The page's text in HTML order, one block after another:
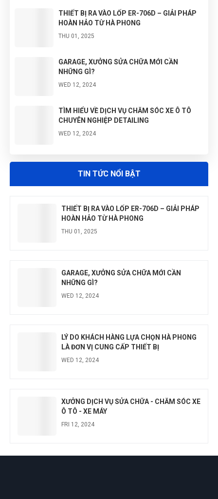
THIẾT BỊ RA VÀO LỐP ER-706D – GIẢI PHÁP
HOÀN HẢO TỪ HÀ PHONG
THU 01, 2025
GARAGE, XƯỞNG SỬA CHỮA MỚI CẦN
NHỮNG GÌ?
WED 12, 2024
TÌM HIỂU VỀ DỊCH VỤ CHĂM SÓC XE Ô TÔ
CHUYÊN NGHIỆP DETAILING
WED 12, 2024
ĐƠN VỊ CUNG CẤP THIẾT BỊ
TIN TỨC NỔI BẬT
THIẾT BỊ RA VÀO LỐP ER-706D – GIẢI PHÁP
HOÀN HẢO TỪ HÀ PHONG
THU 01, 2025
GARAGE, XƯỞNG SỬA CHỮA MỚI CẦN
NHỮNG GÌ?
WED 12, 2024
LÝ DO KHÁCH HÀNG LỰA CHỌN HÀ PHONG
LÀ ĐƠN VỊ CUNG CẤP THIẾT BỊ
WED 12, 2024
XƯỞNG DỊCH VỤ SỬA CHỮA - CHĂM SÓC XE
Ô TÔ - XE MÁY
FRI 12, 2024